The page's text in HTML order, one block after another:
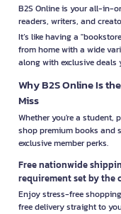
B2S Online is your all-in-
readers, writers, and
It’s like having a
from home with a wide
along with exclusive deals
Why B2S Online Is
Miss
Whether you're a student,
shop premium books
exclusive member perks.
Free nationwide
requirement set by the
Enjoy stress-free
free delivery straight to